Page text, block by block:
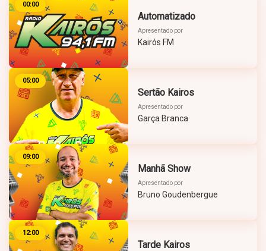
00:00
Automatizado
Apresentado por
Kairós FM
05:00
Sertão Kairos
Apresentado por
Garça Branca
09:00
Manhã Show
Apresentado por
Bruno Goudenbergue
12:00
Tarde Kairos